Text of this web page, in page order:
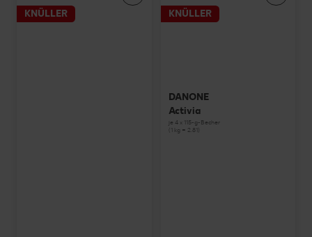
KNÜLLER KNÜLLER
DANONE
Activia
je 4 x 115-g-Becher
(1 kg = 2.81)